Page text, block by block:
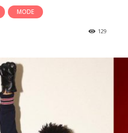
MODE
129